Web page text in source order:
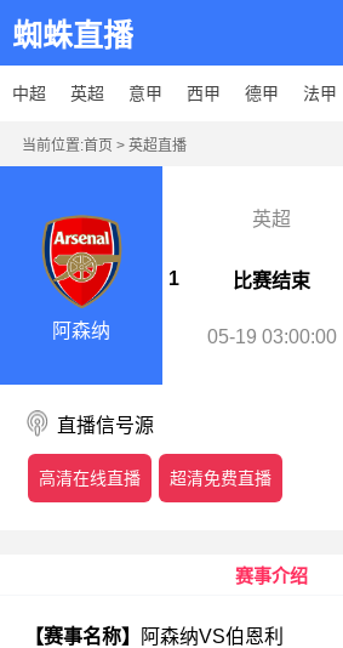
蜘蛛直播
中超 英超 意甲 西甲 德甲 法甲
当前位置:首页 > 英超直播
阿森纳
英超
1 比赛结束
05-19 03:00:00
直播信号源
高清在线直播 超清免费直播
赛事介绍
【赛事名称】
阿森纳VS伯恩利